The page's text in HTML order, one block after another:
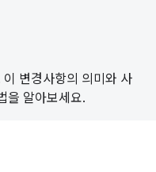
변경사항의 의미와 사
을 알아보세요.